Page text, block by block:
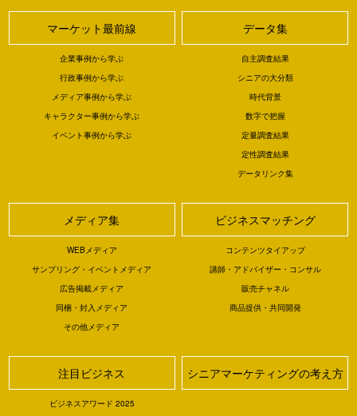
マーケット最前線
企業事例から学ぶ
行政事例から学ぶ
メディア事例から学ぶ
キャラクター事例から学ぶ
イベント事例から学ぶ
データ集
自主調査結果
シニアの大分類
時代背景
数字で把握
定量調査結果
定性調査結果
データリンク集
メディア集
WEBメディア
サンプリング・イベントメディア
広告掲載メディア
同梱・封入メディア
その他メディア
ビジネスマッチング
コンテンツタイアップ
講師・アドバイザー・コンサル
販売チャネル
商品提供・共同開発
注目ビジネス
ビジネスアワード 2025
シニアマーケティングの考え方